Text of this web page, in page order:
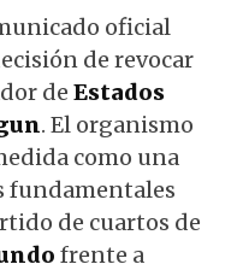
oficial
de revocar
de Estados
. El organismo
como una
fundamentales
de cuartos de
frente a